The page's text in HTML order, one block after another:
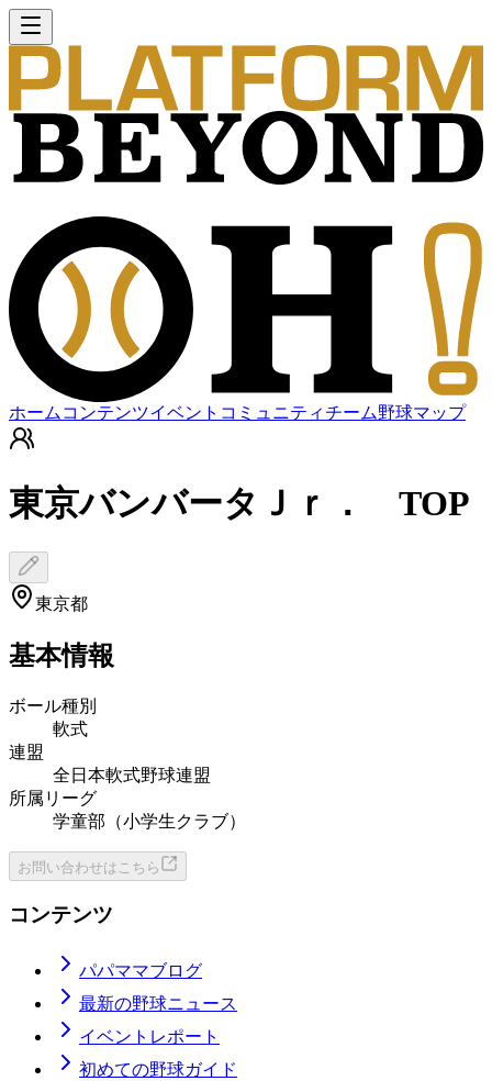
ホーム コンテンツイベント コミュニティチーム野球マップ
東京バンバータＪｒ． TOP
東京都
基本情報
ボール種別
軟式
連盟
全日本軟式野球連盟
所属リーグ
学童部（小学生クラブ）
お問い合わせはこちら
コンテンツ
パパママブログ
最新の野球ニュース
イベントレポート
初めての野球ガイド